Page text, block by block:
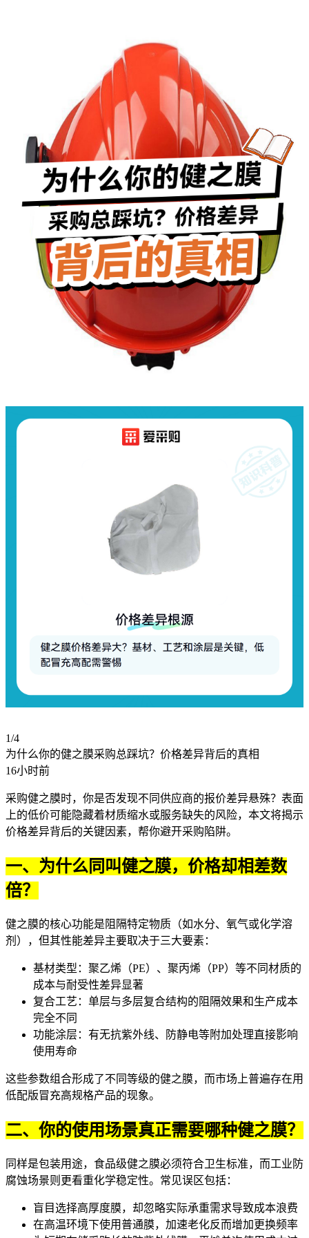
1/4
为什么你的健之膜采购总踩坑？价格差异背后的真相
16小时前
采购健之膜时，你是否发现不同供应商的报价差异悬殊？表面
上的低价可能隐藏着材质缩水或服务缺失的风险，本文将揭示
价格差异背后的关键因素，帮你避开采购陷阱。
一、为什么同叫健之膜，价格却相差数
倍？
健之膜的核心功能是阻隔特定物质（如水分、氧气或化学溶
剂），但其性能差异主要取决于三大要素：
基材类型：聚乙烯（PE）、聚丙烯（PP）等不同材质的
成本与耐受性差异显著
复合工艺：单层与多层复合结构的阻隔效果和生产成本
完全不同
功能涂层：有无抗紫外线、防静电等附加处理直接影响
使用寿命
这些参数组合形成了不同等级的健之膜，而市场上普遍存在用
低配版冒充高规格产品的现象。
二、你的使用场景真正需要哪种健之膜？
同样是包装用途，食品级健之膜必须符合卫生标准，而工业防
腐蚀场景则更看重化学稳定性。常见误区包括：
盲目选择高厚度膜，却忽略实际承重需求导致成本浪费
在高温环境下使用普通膜，加速老化反而增加更换频率